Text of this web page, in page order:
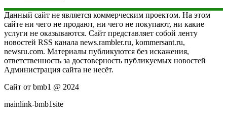
Данный сайт не является коммерческим проектом. На этом
сайте ни чего не продают, ни чего не покупают, ни какие
услуги не оказываются. Сайт представляет собой ленту
новостей RSS канала news.rambler.ru, kommersant.ru,
newsru.com. Материалы публикуются без искажения,
ответственность за достоверность публикуемых новостей
Администрация сайта не несёт.
Сайт от bmb1 @ 2024
mainlink-bmb1site